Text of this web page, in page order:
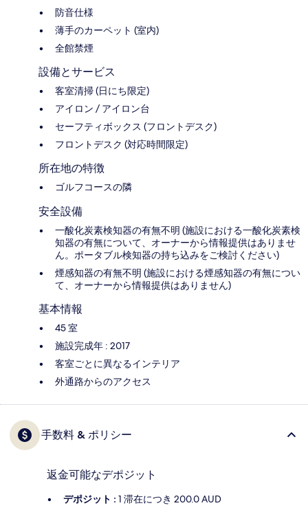
防音仕様
薄手のカーペット (室内)
全館禁煙
設備とサービス
客室清掃 (日にち限定)
アイロン / アイロン台
セーフティボックス (フロントデスク)
フロントデスク (対応時間限定)
所在地の特徴
ゴルフコースの隣
安全設備
一酸化炭素検知器の有無不明 (施設における一酸化炭素検
知器の有無について、オーナーから情報提供はありませ
ん。ポータブル検知器の持ち込みをご検討ください)
煙感知器の有無不明 (施設における煙感知器の有無につい
て、オーナーから情報提供はありません)
基本情報
45 室
施設完成年 : 2017
客室ごとに異なるインテリア
外通路からのアクセス
手数料 & ポリシー
返金可能なデポジット
デポジット : 1 滞在につき 200.0 AUD